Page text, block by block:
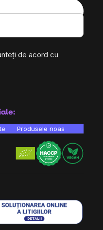
de acord cu
Produsele noastre sunt